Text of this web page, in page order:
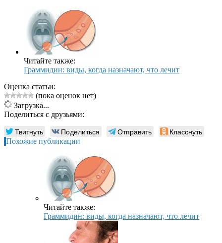
Читайте также:
Граммидин: виды, когда назначают, что лечит
Оценка статьи:
(пока оценок нет)
Загрузка...
Поделиться с друзьями:
Твитнуть Поделиться Отправить Класснуть
Похожие публикации
Читайте также:
Граммидин: виды, когда назначают, что лечит